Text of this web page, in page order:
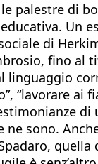
palestre di
Un
di
fino al
“lavorare
sono.
quella